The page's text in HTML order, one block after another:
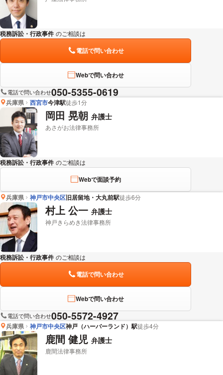
税務訴訟・行政事件 のご相談は
電話で問い合わせ
Webで問い合わせ
電話で問い合わせ050-5355-0619
兵庫県 西宮市今津駅徒歩1分
岡田 晃朝 弁護士
あさがお法律事務所
税務訴訟・行政事件 のご相談は
Webで面談予約
兵庫県
神戸市中央区旧居留地・大丸前駅徒歩6分
村上 公一 弁護士
神戸きらめき法律事務所
税務訴訟・行政事件 のご相談は
電話で問い合わせ
Webで問い合わせ
電話で問い合わせ050-5572-4927
兵庫県 神戸市中央区神戸（ハーバーランド）駅徒歩4分
鹿間 健児 弁護士
鹿間法律事務所